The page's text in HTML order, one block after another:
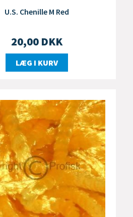
U.S. Chenille M Red
20,00 DKK
LÆG I KURV